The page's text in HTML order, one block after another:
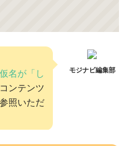
名が「し
ンテンツ
照いただ
モジナビ編集部